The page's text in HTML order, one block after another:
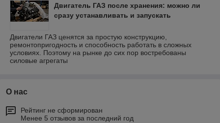
Двигатель ГАЗ после хранения: можно ли
сразу устанавливать и запускать
Двигатели ГАЗ ценятся за простую конструкцию,
ремонтопригодность и способность работать в сложных
условиях. Поэтому на рынке до сих пор востребованы
силовые агрегаты
О нас
Рейтинг не сформирован
Менее 5 отзывов за последний год